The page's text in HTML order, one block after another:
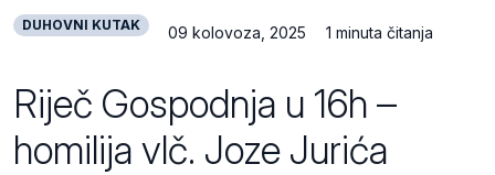
DUHOVNI KUTAK 09 kolovoza, 2025 1 minuta čitanja
Riječ Gospodnja u 16h –
homilija vlč. Joze Jurića